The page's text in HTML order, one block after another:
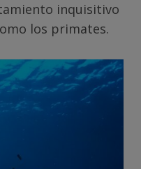
inquisitivo
los primates.